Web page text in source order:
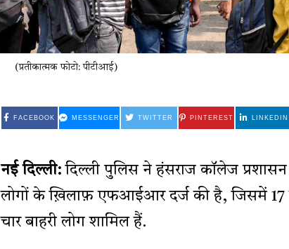
(प्रतीकात्मक फोटो: पीटीआई)
FACEBOOK MESSENGER TWITTER PINTEREST LINKEDIN
नई दिल्ली: दिल्ली पुलिस ने हंसराज कॉलेज
लोगों के ख़िलाफ़ एफआईआर दर्ज की है, जिसमें 17
चार बाहरी लोग शामिल हैं.